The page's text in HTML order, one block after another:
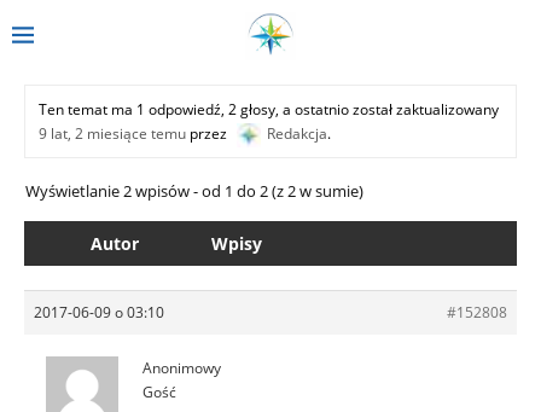
Ten temat ma 1 odpowiedź, 2 głosy, a ostatnio został zaktualizowany
9 lat, 2 miesiące temu przez Redakcja.
Wyświetlanie 2 wpisów - od 1 do 2 (z 2 w sumie)
Autor Wpisy
2017-06-09 o 03:10 #152808
Anonimowy
Gość